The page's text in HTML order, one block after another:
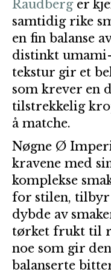
Raudberger
samtidig rike
en fin balanse
distinkt
tekstur gir et
som krever en
tilstrekkelig
å matche.
Nøgne Ø
kravene med
komplekse
for stilen, tilbyr
dybde av
tørket frukt til
noe som gir
balanserte